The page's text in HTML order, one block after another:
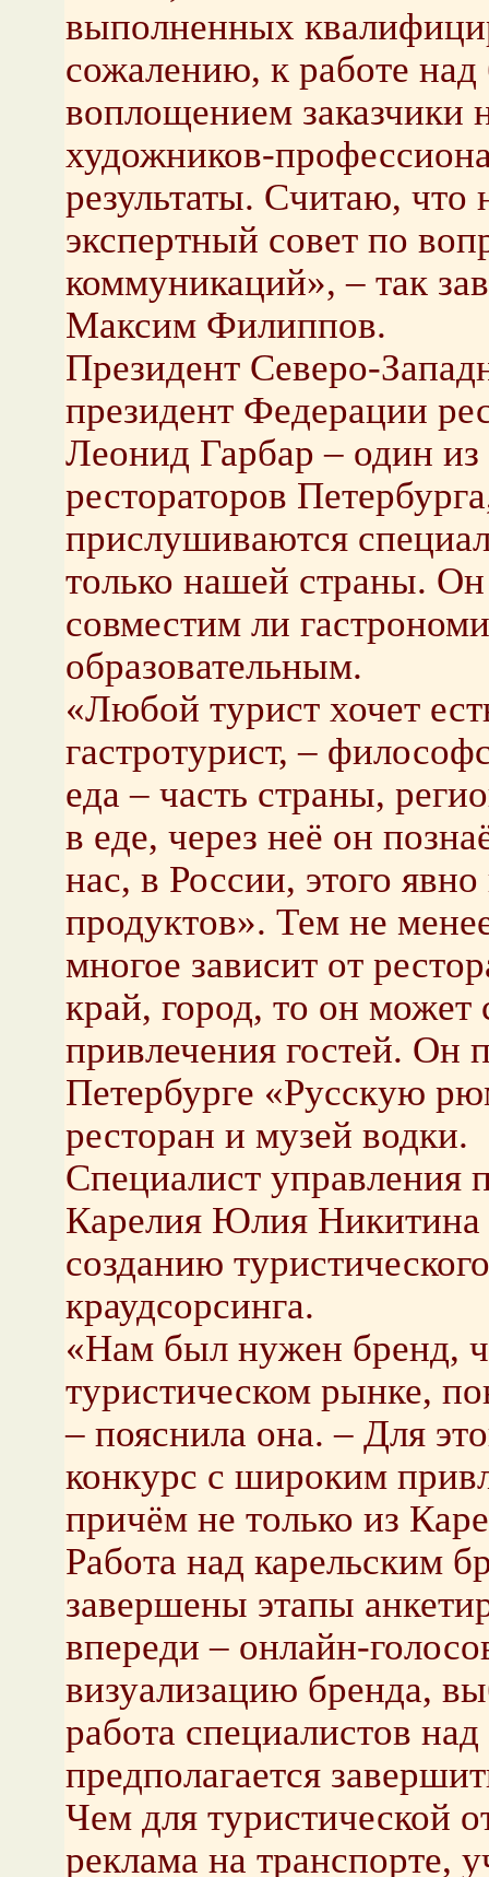
выполненных
сожалению, к работе
воплощением заказчики
художников-
результаты. Считаю, что
экспертный совет по
коммуникаций», – так
Максим Филиппов.
Президент Северо-
президент Федерации
Леонид Гарбар – один
рестораторов
прислушиваются
только нашей страны.
совместим ли
образовательным.
«Любой турист хочет
гастротурист, –
еда – часть страны,
в еде, через неё он
нас, в России, этого
продуктов». Тем не
многое зависит от
край, город, то он может
привлечения гостей. Он
Петербурге «Русскую
ресторан и музей водки.
Специалист управления
Карелия Юлия Никитина
созданию
краудсорсинга.
«Нам был нужен бренд,
туристическом рынке,
– пояснила она. – Для
конкурс с широким
причём не только из
Работа над карельским
завершены этапы
впереди – онлайн-
визуализацию бренда,
работа специалистов
предполагается
Чем для туристической
реклама на транспорте,